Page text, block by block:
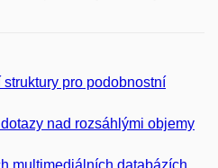
pro podobnostní
nad rozsáhlými objemy
multimediálních databázích